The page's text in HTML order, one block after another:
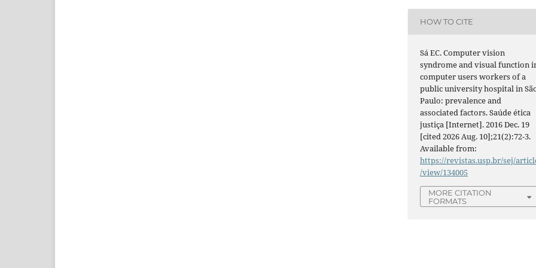
HOW TO CITE
Sá EC. Computer vision
syndrome and visual function
computer users workers of a
public university hospital in
Paulo: prevalence and
associated factors. Saúde ética
justiça [Internet]. 2016 Dec. 19
[cited 2026 Aug. 10];21(2):72-3.
Available from:
https://revistas.usp.br/sej/
/view/134005
MORE CITATION
FORMATS